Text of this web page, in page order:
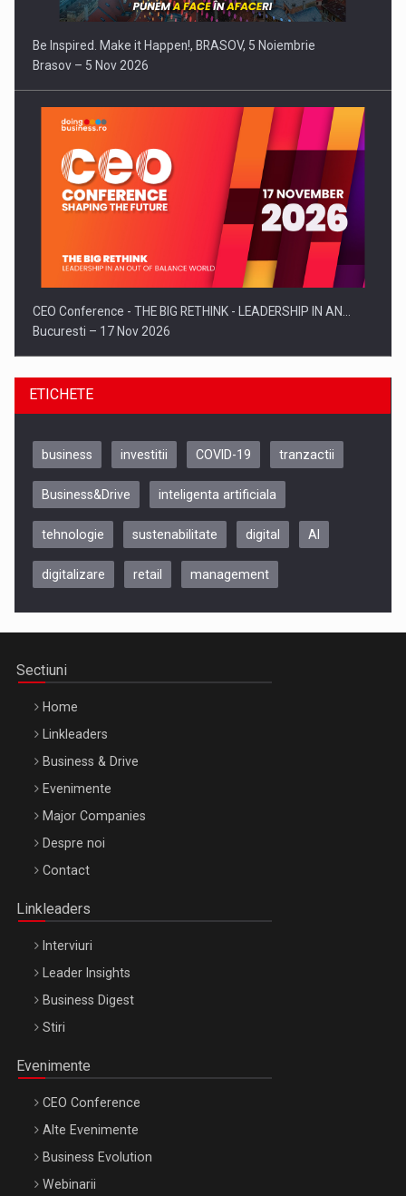
Be Inspired. Make it Happen!, BRASOV, 5 Noiembrie
Brasov – 5 Nov 2026
CEO Conference - THE BIG RETHINK - LEADERSHIP IN AN…
Bucuresti – 17 Nov 2026
Be Inspired. Make it Happen!, CLUJ, 9 Decembrie
Be Inspired. Make it Happen!, ARTEMIS LETO, ORADEA, 8
Octombrie
ETICHETE
business investitii COVID-19 tranzactii
Business&Drive inteligenta artificiala
tehnologie sustenabilitate digital AI
digitalizare retail management
Sectiuni
Home
Linkleaders
Business & Drive
Evenimente
Major Companies
Despre noi
Contact
Linkleaders
Interviuri
Leader Insights
Business Digest
Stiri
Evenimente
CEO Conference
Alte Evenimente
Business Evolution
Webinarii